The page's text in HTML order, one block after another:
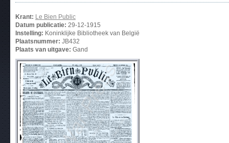
Krant: Le Bien Public
Datum publicatie: 29-12-1915
Instelling: Koninklijke Bibliotheek van België
Plaatsnummer: JB432
Plaats van uitgave: Gand